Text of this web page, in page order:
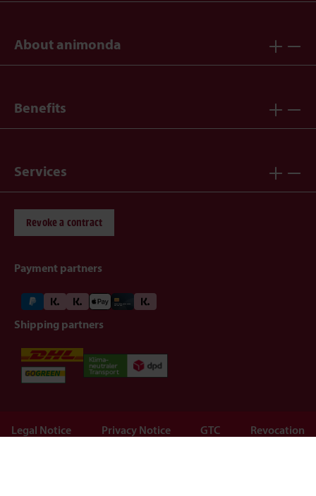
About animonda
Benefits
Services
Revoke a contract
Payment partners
Shipping partners
Legal Notice Privacy Notice GTC
Revocation